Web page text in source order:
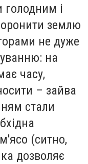
голодним і
землю
не дуже
на
часу,
– зайва
стали
(ситно,
дозволяє